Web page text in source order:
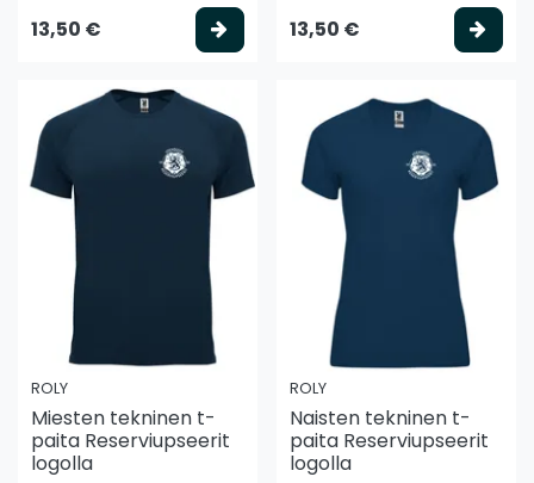
13,50 € Valitse vaihtoehto
13,50 €
ROLY
Miesten tekninen t-
paita Reserviupseerit
logolla
ROLY
Naisten tekninen t-
paita Reserviupseerit
logolla